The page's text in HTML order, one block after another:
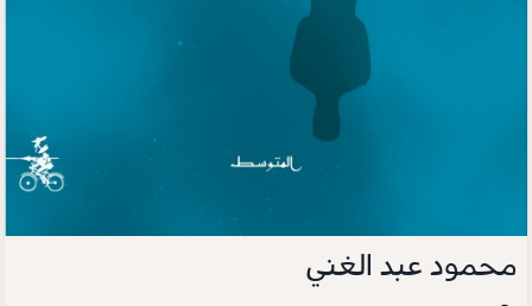
محمود عبد الغني